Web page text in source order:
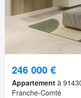
246 000 €
Appartement à
Franche-Comté